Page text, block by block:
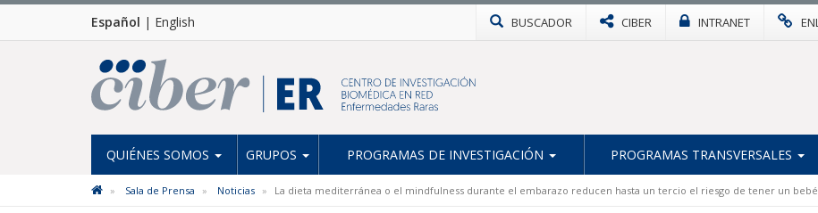
Español | English BUSCADOR CIBER INTRANET
QUIÉNES SOMOS GRUPOS PROGRAMAS DE INVESTIGACIÓN PROGRAMAS TRANSVERSALES
Sala de Prensa Noticias La dieta mediterránea o el mindfulness durante el embarazo reducen hasta un tercio el riesgo de tener un